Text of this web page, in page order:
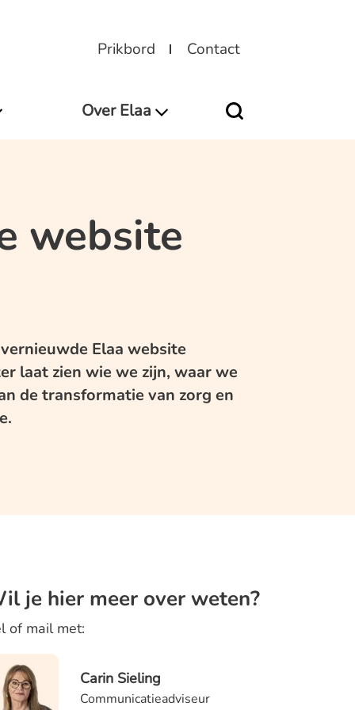
Prikbord Contact
Over Elaa
website
Elaa website
laat zien wie we zijn, waar we
de transformatie van zorg en
je hier meer over weten?
of mail met:
Carin Sieling
Communicatieadviseur